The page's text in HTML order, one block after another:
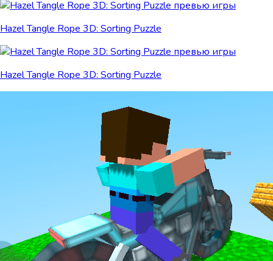
Hazel Tangle Rope 3D: Sorting Puzzle
Hazel Tangle Rope 3D: Sorting Puzzle